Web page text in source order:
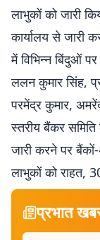
लाभुकों को जारी
कार्यालय से जारी
में विभिन्न बिंदुओं
ललन कुमार सिंह,
परमेंद्र कुमार,
स्तरीय बैंकर
जारी करने पर
लाभुकों को राहत,
प्रभात